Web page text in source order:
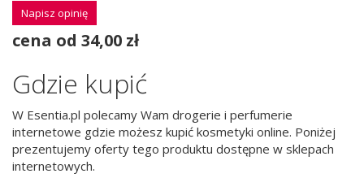
Napisz opinię
cena od 34,00 zł
Gdzie kupić
W Esentia.pl polecamy Wam drogerie i perfumerie
internetowe gdzie możesz kupić kosmetyki online. Poniżej
prezentujemy oferty tego produktu dostępne w sklepach
internetowych.